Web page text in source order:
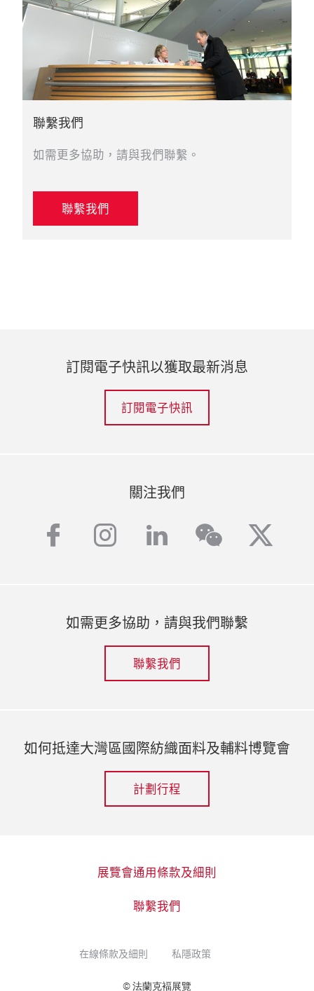
聯繫我們
如需更多協助，請與我們聯繫。
聯繫我們
訂閱電子快訊以獲取最新消息
訂閱電子快訊
關注我們
facebook
instagram
linkedinwechat
如需更多協助，請與我們聯繫
聯繫我們
如何抵達大灣區國際紡織面料及輔料博覽會
計劃行程
展覽會通用條款及細則
聯繫我們
在線條款及細則 私隱政策
© 法蘭克褔展覽